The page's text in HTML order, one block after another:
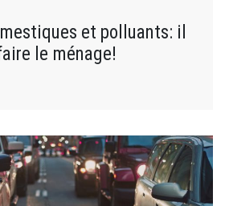
et polluants: il
le ménage!